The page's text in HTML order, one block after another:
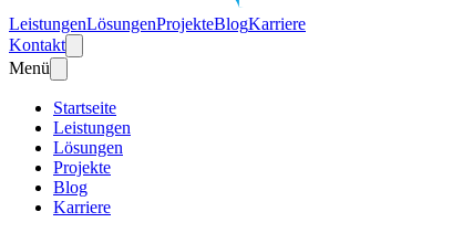
LeistungenLösungenProjekteBlogKarriere
Kontakt
Menü
Startseite
Leistungen
Lösungen
Projekte
Blog
Karriere